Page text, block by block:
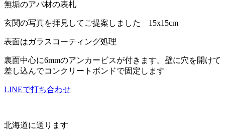
無垢のアパ材の表札
玄関の写真を拝見してご提案しました 15x15cm
表面はガラスコーティング処理
裏面中心に6mmのアンカービスが付きます。壁に穴を開けて
差し込んでコンクリートボンドで固定します
LINEで打ち合わせ
北海道に送ります